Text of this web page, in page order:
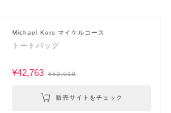
Michael Kors マイケルコース
トートバッグ
¥42,763 ¥62,018
販売サイトをチェック